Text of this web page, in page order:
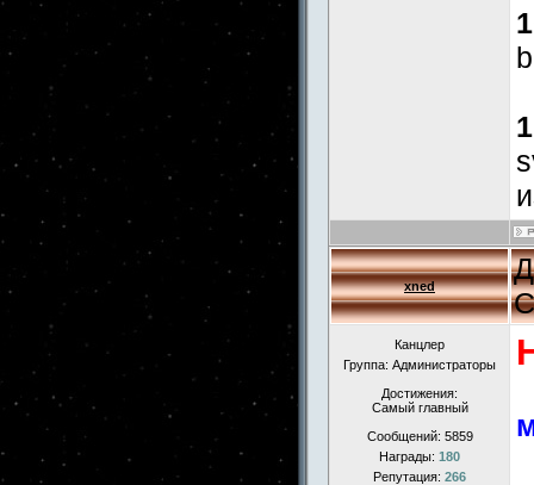
xned
Канцлер
Группа: Администраторы
Достижения:
Самый главный
Сообщений: 5859
Награды: 180
Репутация: 266